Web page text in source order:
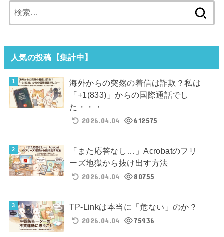
索:
人気の投稿【集計中】
海外からの突然の着信は詐欺？私は
「+1(833)」からの国際通話でし
た・・・
2026.04.04
612575
「また応答なし…」Acrobatのフリ
ーズ地獄から抜け出す方法
2026.04.04
80755
TP-Linkは本当に「危ない」のか？
2026.04.04
75936